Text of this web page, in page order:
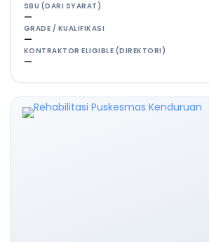
SBU (DARI SYARAT)
—
GRADE / KUALIFIKASI
—
KONTRAKTOR ELIGIBLE (DIREKTORI)
—